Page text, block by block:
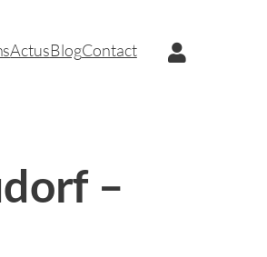
ActusBlogContact
–